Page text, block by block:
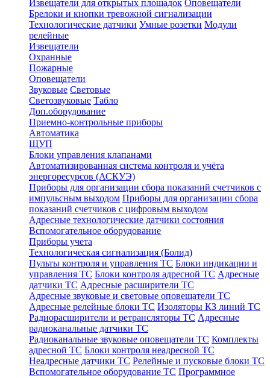
Извещатели для открытых площадок Оповещатели
Брелоки и кнопки тревожной сигнализации
Технологические датчики Умные розетки Модули
релейные
Извещатели
Охранные
Пожарные
Оповещатели
Звуковые Световые
Светозвуковые Табло
Доп.оборудование
Приемно-контрольные приборы
Автоматика
ЩУП
Блоки управления клапанами
Автоматизированная система контроля и учёта
энергоресурсов (АСКУЭ)
Приборы для организации сбора показаний счетчиков с
импульсным выходом Приборы для организации сбора
показаний счетчиков с цифровым выходом
Адресные технологические датчики состояния
Вспомогательное оборудование
Приборы учета
Технологическая сигнализация (Болид)
Пульты контроля и управления ТС Блоки индикации и
управления ТС Блоки контроля адресной ТС Адресные
датчики ТС Адресные расширители ТС
Адресные звуковые и световые оповещатели ТС
Адресные релейные блоки ТС Изоляторы КЗ линий ТС
Радиорасширители и ретрансляторы ТС Адресные
радиоканальные датчики ТС
Радиоканальные звуковые оповещатели ТС Комплекты
адресной ТС Блоки контроля неадресной ТС
Неадресные датчики ТС Релейные и пусковые блоки ТС
Вспомогательное оборудование ТС Программное